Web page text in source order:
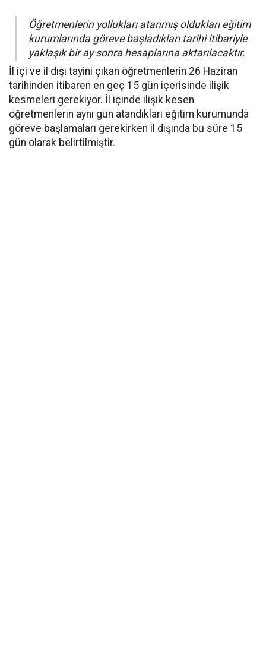
Öğretmenlerin yollukları atanmış oldukları eğitim
kurumlarında göreve başladıkları tarihi itibariyle
yaklaşık bir ay sonra hesaplarına aktarılacaktır.
İl içi ve il dışı tayini çıkan öğretmenlerin 26 Haziran
tarihinden itibaren en geç 15 gün içerisinde ilişik
kesmeleri gerekiyor. İl içinde ilişik kesen
öğretmenlerin aynı gün atandıkları eğitim kurumunda
göreve başlamaları gerekirken il dışında bu süre 15
gün olarak belirtilmiştir.